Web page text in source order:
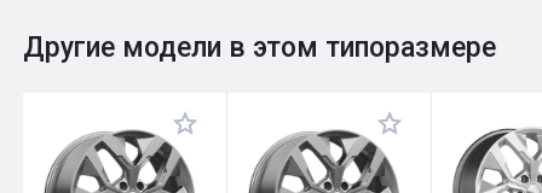
Оставить отзыв
Общий рейтинг 0
Другие модели в этом типоразмере